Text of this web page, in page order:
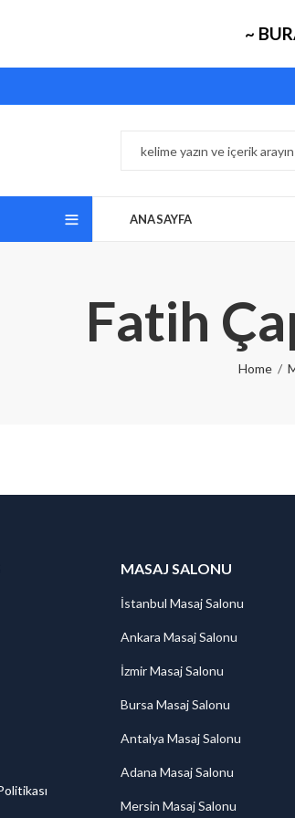
~
ANASAYFA
Fatih
Home
MASAJ SALONU
İstanbul Masaj Salonu
Ankara Masaj Salonu
İzmir Masaj Salonu
Bursa Masaj Salonu
Antalya Masaj Salonu
Adana Masaj Salonu
Mersin Masaj Salonu